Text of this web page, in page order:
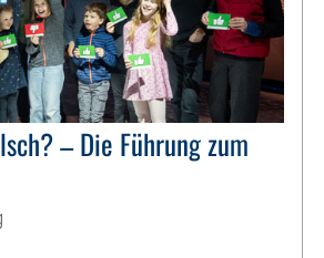
– Die Führung zum